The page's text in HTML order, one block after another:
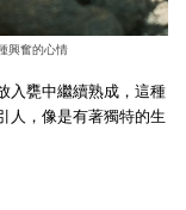
興奮的心情
入甕中繼續熟成，這種
人，像是有著獨特的生